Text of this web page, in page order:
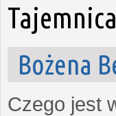
Bożena
Czego jest